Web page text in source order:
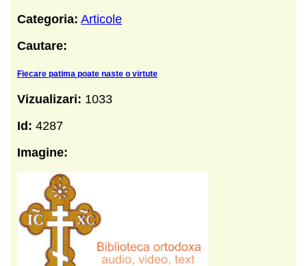
Categoria: Articole
Cautare:
Fiecare patima poate naste o virtute
Vizualizari: 1033
Id: 4287
Imagine: